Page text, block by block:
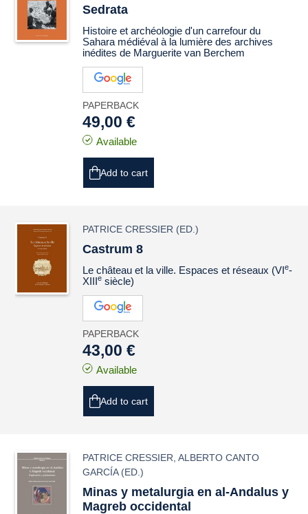
Sedrata
Histoire et archéologie d'un carrefour du
Sahara médiéval à la lumière des archives
inédites de Marguerite van Berchem
PAPERBACK
49,00 €
Available
Add to cart
PATRICE CRESSIER (ED.)
Castrum 8
Le château et la ville. Espaces et réseaux (VIe-
XIIIe siècle)
PAPERBACK
43,00 €
Available
Add to cart
PATRICE CRESSIER ,ALBERTO CANTO
GARCÍA(ED.)
Minas y metalurgia en al-Andalus y
Magreb occidental